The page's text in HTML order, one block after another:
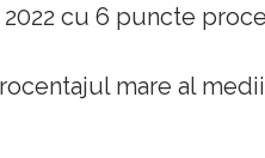
cu 6 puncte
mare al